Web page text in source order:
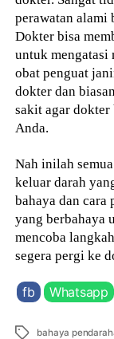
perawatan alami
Dokter bisa
untuk mengatasi
obat penguat
dokter dan
sakit agar
Anda.
Nah inilah
keluar darah
bahaya dan cara
yang berbahaya
mencoba
segera pergi ke
fb Whatsapp
Tags bahaya